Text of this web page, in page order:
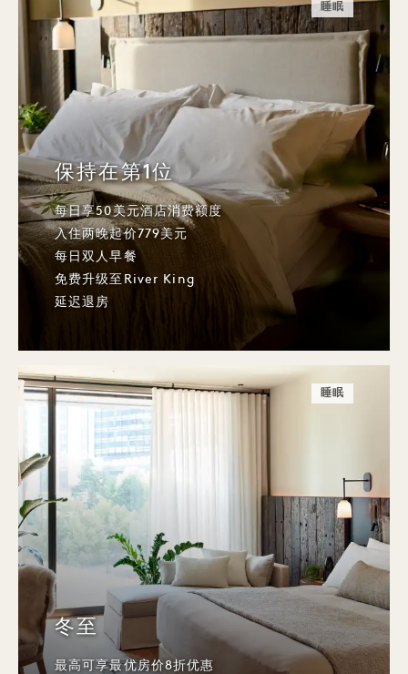
睡眠
保持在第1位
每日享50美元酒店消费额度
入住两晚起价779美元
每日双人早餐
免费升级至River King
延迟退房
睡眠
冬至
最高可享最优房价8折优惠